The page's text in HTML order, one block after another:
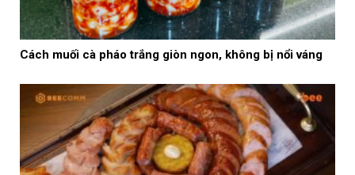
Cách muối cà pháo trắng giòn ngon, không bị nổi váng